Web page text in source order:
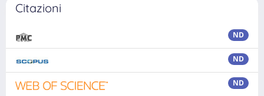
Citazioni
ND
ND
ND